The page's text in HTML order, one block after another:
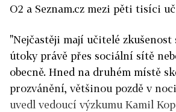
O2 a Seznam.cz mezi pěti tisíci
"Nejčastěji mají učitelé zkušenost
útoky právě přes sociální sítě
obecně. Hned na druhém místě
prozvánění, většinou pozdě v
uvedl vedoucí výzkumu Kamil